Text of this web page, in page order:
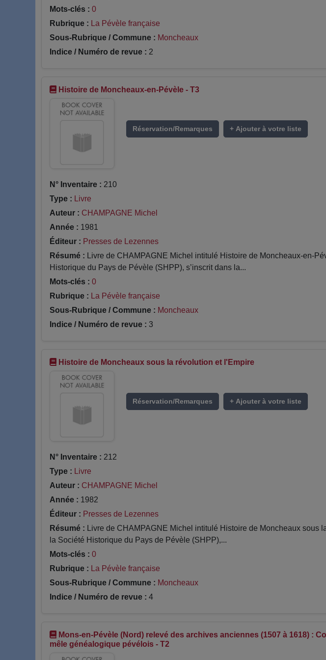
Mots-clés : 0
Rubrique : La Pévèle française
Sous-Rubrique / Commune : Moncheaux
Indice / Numéro de revue : 2
Histoire de Moncheaux-en-Pévèle - T3
Réservation/Remarques + Ajouter à votre liste
N° Inventaire : 210
Type : Livre
Auteur : CHAMPAGNE Michel
Année : 1981
Éditeur : Presses de Lezennes
Résumé : Livre de CHAMPAGNE Michel intitulé Histoire de Moncheaux-en-
Historique du Pays de Pévèle (SHPP), s’inscrit dans la...
Mots-clés : 0
Rubrique : La Pévèle française
Sous-Rubrique / Commune : Moncheaux
Indice / Numéro de revue : 3
Histoire de Moncheaux sous la révolution et l'Empire
Réservation/Remarques + Ajouter à votre liste
N° Inventaire : 212
Type : Livre
Auteur : CHAMPAGNE Michel
Année : 1982
Éditeur : Presses de Lezennes
Résumé : Livre de CHAMPAGNE Michel intitulé Histoire de Moncheaux sous
la Société Historique du Pays de Pévèle (SHPP),...
Mots-clés : 0
Rubrique : La Pévèle française
Sous-Rubrique / Commune : Moncheaux
Indice / Numéro de revue : 4
Mons-en-Pévèle (Nord) relevé des archives anciennes (1507 à 1618) :
mêle généalogique pévélois - T2